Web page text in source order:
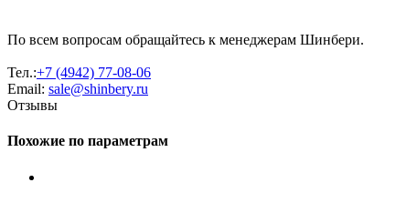
По всем вопросам обращайтесь к менеджерам Шинбери.
Тел.:+7 (4942) 77-08-06
Email: sale@shinbery.ru
Отзывы
Похожие по параметрам